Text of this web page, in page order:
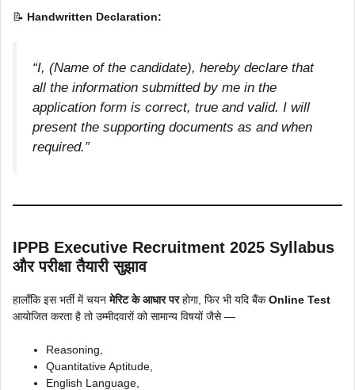
📝 Handwritten Declaration:
“I, (Name of the candidate), hereby declare that
all the information submitted by me in the
application form is correct, true and valid. I will
present the supporting documents as and when
required.”
IPPB Executive Recruitment 2025 Syllabus
और परीक्षा तैयारी सुझाव
हालाँकि इस भर्ती में चयनमेरिट के आधार परहोगा, फिर भी यदि बैंकOnline Test
आयोजित करता है तो उम्मीदवारों को सामान्य विषयों जैसे —
Reasoning,
Quantitative Aptitude,
English Language,